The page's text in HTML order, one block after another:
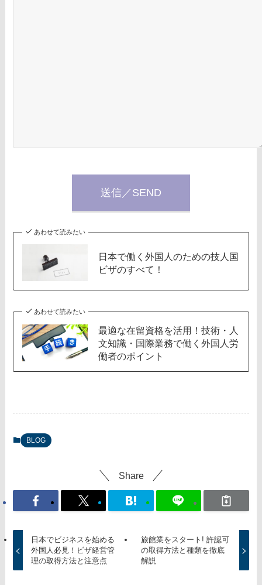
あわせて読みたい
日本で働く外国人のための技人国
ビザのすべて！
あわせて読みたい
最適な在留資格を活用！技術・人
文知識・国際業務で働く外国人労
働者のポイント
BLOG
Share
日本でビジネスを始める
外国人必見！ビザ経営管
理の取得方法と注意点
旅館業をスタート! 許認可
の取得方法と種類を徹底
解説